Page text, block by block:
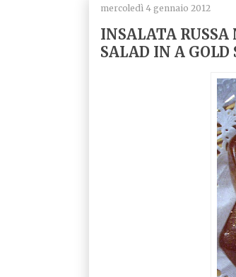
mercoledì 4 gennaio 2012
INSALATA RUSSA
SALAD IN A GOLD